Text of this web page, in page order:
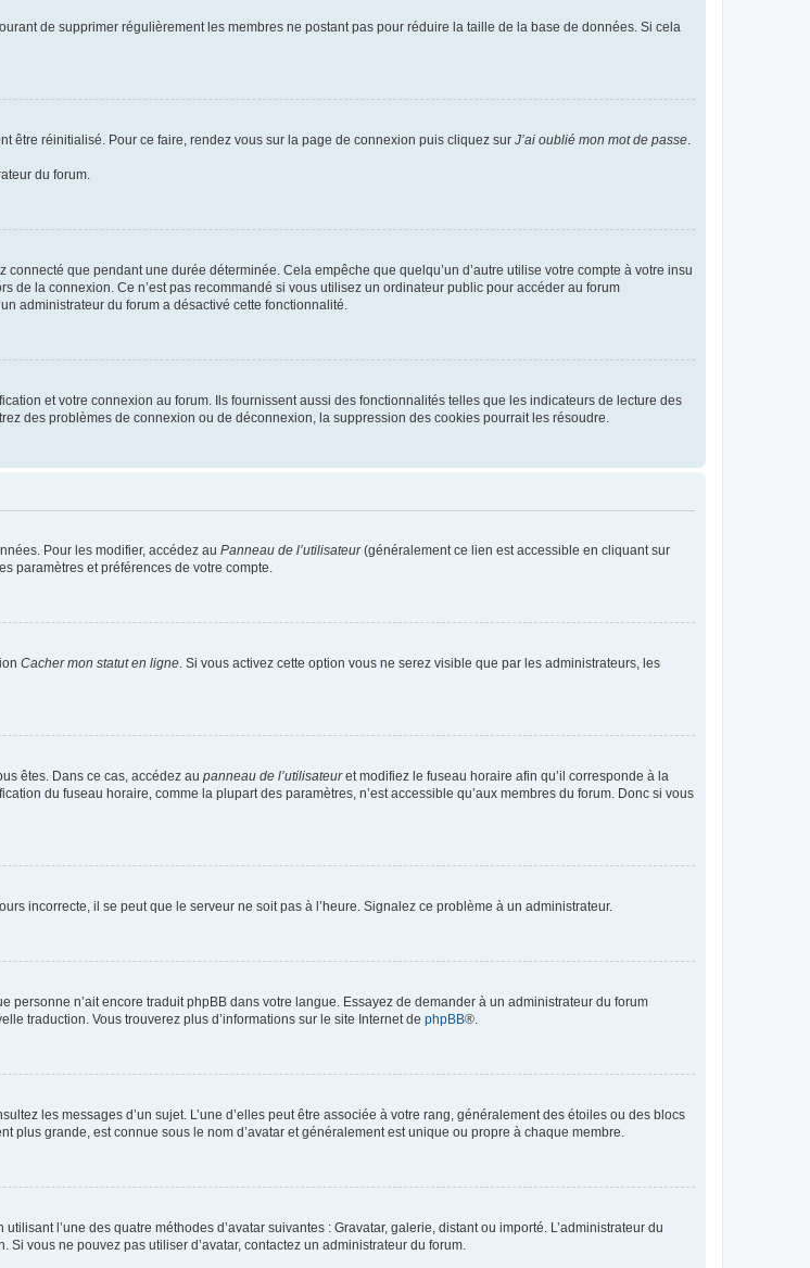
de supprimer régulièrement les membres ne postant pas pour réduire la taille de la base de données. Si cela
être réinitialisé. Pour ce faire, rendez vous sur la page de connexion puis cliquez sur J’ai oublié mon mot de passe
du forum.
connecté que pendant une durée déterminée. Cela empêche que quelqu’un d’autre utilise votre compte à votre insu
de la connexion. Ce n’est pas recommandé si vous utilisez un ordinateur public pour accéder au forum
administrateur du forum a désactivé cette fonctionnalité.
et votre connexion au forum. Ils fournissent aussi des fonctionnalités telles que les indicateurs de lecture des
des problèmes de connexion ou de déconnexion, la suppression des cookies pourrait les résoudre.
Pour les modifier, accédez au Panneau de l’utilisateur(généralement ce lien est accessible en cliquant sur
paramètres et préférences de votre compte.
Cacher mon statut en ligne . Si vous activez cette option vous ne serez visible que par les administrateurs, les
êtes. Dans ce cas, accédez au panneau de l’utilisateuret modifiez le fuseau horaire afin qu’il corresponde à la
du fuseau horaire, comme la plupart des paramètres, n’est accessible qu’aux membres du forum. Donc si vous
incorrecte, il se peut que le serveur ne soit pas à l’heure. Signalez ce problème à un administrateur.
n’ait encore traduit phpBB dans votre langue. Essayez de demander à un administrateur du forum
traduction. Vous trouverez plus d’informations sur le site Internet de phpBB®.
les messages d’un sujet. L’une d’elles peut être associée à votre rang, généralement des étoiles ou des blocs
grande, est connue sous le nom d’avatar et généralement est unique ou propre à chaque membre.
l’une des quatre méthodes d’avatar suivantes : Gravatar, galerie, distant ou importé. L’administrateur du
vous ne pouvez pas utiliser d’avatar, contactez un administrateur du forum.